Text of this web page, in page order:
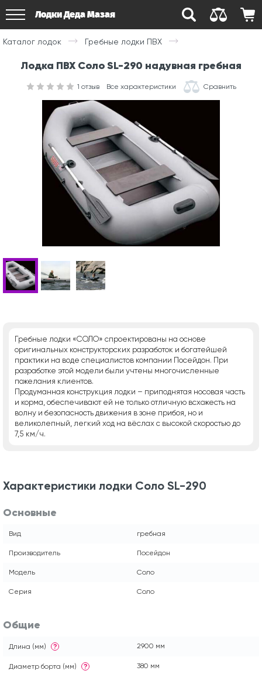
Лодки Деда Мазая
Каталог лодок Гребные лодки ПВХ
Лодка ПВХ Соло SL-290 надувная гребная
1 отзыв Все характеристики Сравнить
Гребные лодки «СОЛО» спроектированы на основе
оригинальных конструкторских разработок и богатейшей
практики на воде специалистов компании Посейдон. При
разработке этой модели были учтены многочисленные
пожелания клиентов.
Продуманная конструкция лодки – приподнятая носовая часть
и корма, обеспечивают ей не только отличную всхожесть на
волну и безопасность движения в зоне прибоя, но и
великолепный, легкий ход на вёслах с высокой скоростью до
7,5 км/ч.
Характеристики лодки Соло SL-290
Основные
Вид гребная
Производитель Посейдон
Модель Соло
Серия Соло
Общие
Длина (мм) ? 2900 мм
Диаметр борта (мм) ? 380 мм